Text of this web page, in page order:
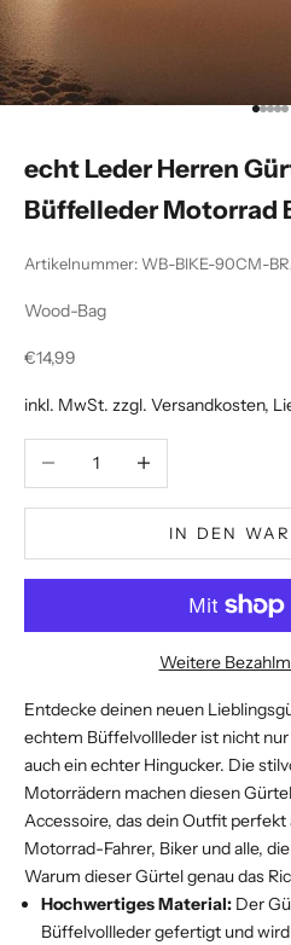
echt Leder Herren
Büffelleder Motorrad
Artikelnummer: WB-BIKE-90CM-
Wood-Bag
Angebot
€14,99
inkl. MwSt. zzgl. Versandkosten,
Anzahl verringernAnzahl erhöhen
IN DEN
Weitere
Entdecke deinen neuen
echtem Büffelvollleder ist nicht
auch ein echter Hingucker. Die
Motorrädern machen diesen
Accessoire, das dein Outfit
Motorrad-Fahrer, Biker und alle,
Warum dieser Gürtel genau das
Hochwertiges Material: Der
Büffelvollleder gefertigt und